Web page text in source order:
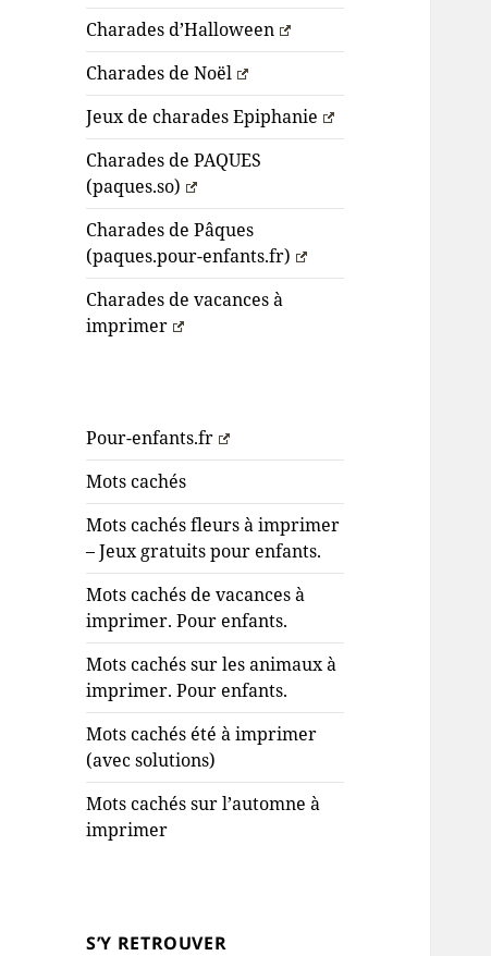
Charades d’Halloween
Charades de Noël
Jeux de charades Epiphanie
Charades de PAQUES
(paques.so)
Charades de Pâques
(paques.pour-enfants.fr)
Charades de vacances à
imprimer
Pour-enfants.fr
Mots cachés
Mots cachés fleurs à imprimer
– Jeux gratuits pour enfants.
Mots cachés de vacances à
imprimer. Pour enfants.
Mots cachés sur les animaux à
imprimer. Pour enfants.
Mots cachés été à imprimer
(avec solutions)
Mots cachés sur l’automne à
imprimer
S’Y RETROUVER